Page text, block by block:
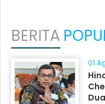
BERITA
01